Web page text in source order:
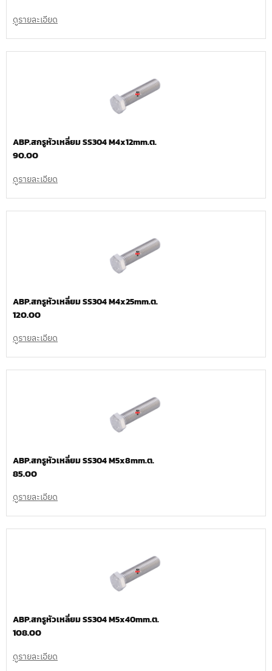
ดูรายละเอียด
ABP.สกรูหัวเหลี่ยม SS304 M4x12mm.ต.
90.00
ดูรายละเอียด
ABP.สกรูหัวเหลี่ยม SS304 M4x25mm.ต.
120.00
ดูรายละเอียด
ABP.สกรูหัวเหลี่ยม SS304 M5x8mm.ต.
85.00
ดูรายละเอียด
ABP.สกรูหัวเหลี่ยม SS304 M5x40mm.ต.
108.00
ดูรายละเอียด